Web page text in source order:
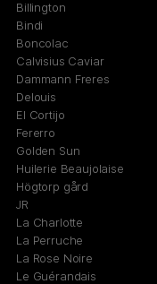
Billington
Bindi
Boncolac
Calvisius Caviar
Dammann Freres
Delouis
El Cortijo
Fererro
Golden Sun
Huilerie Beaujolaise
Högtorp gård
JR
La Charlotte
La Perruche
La Rose Noire
Le Guérandais